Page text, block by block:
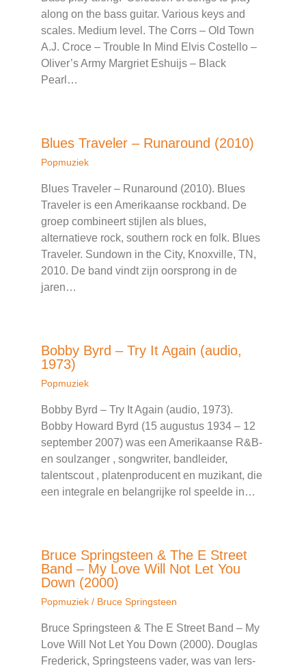
along on the bass guitar. Various keys and
scales. Medium level. The Corrs – Old Town
A.J. Croce – Trouble In Mind Elvis Costello –
Oliver’s Army Margriet Eshuijs – Black
Pearl…
Blues Traveler – Runaround (2010)
Popmuziek
Blues Traveler – Runaround (2010). Blues
Traveler is een Amerikaanse rockband. De
groep combineert stijlen als blues,
alternatieve rock, southern rock en folk. Blues
Traveler. Sundown in the City, Knoxville, TN,
2010. De band vindt zijn oorsprong in de
jaren…
Bobby Byrd – Try It Again (audio,
1973)
Popmuziek
Bobby Byrd – Try It Again (audio, 1973).
Bobby Howard Byrd (15 augustus 1934 – 12
september 2007) was een Amerikaanse R&B-
en soulzanger , songwriter, bandleider,
talentscout , platenproducent en muzikant, die
een integrale en belangrijke rol speelde in…
Bruce Springsteen & The E Street
Band – My Love Will Not Let You
Down (2000)
Popmuziek / Bruce Springsteen
Bruce Springsteen & The E Street Band – My
Love Will Not Let You Down (2000). Douglas
Frederick, Springsteens vader, was van Iers-